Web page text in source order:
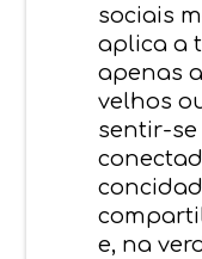
sociais
aplica a
apenas
velhos
sentir-
e, na